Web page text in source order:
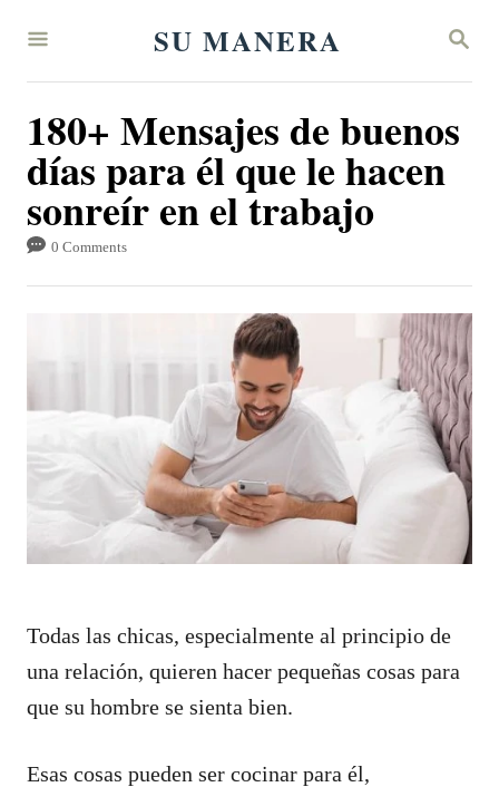
S
A
C
H
SU MANERA
180+ Mensajes de buenos
días para él que le hacen
sonreír en el trabajo
0 Comments
Todas las chicas, especialmente al principio de
una relación, quieren hacer pequeñas cosas para
que su hombre se sienta bien.
Esas cosas pueden ser cocinar para él,